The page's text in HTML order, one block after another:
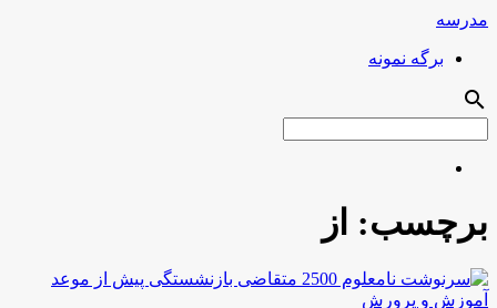
مدرسه
برگه نمونه
search
برچسب: از